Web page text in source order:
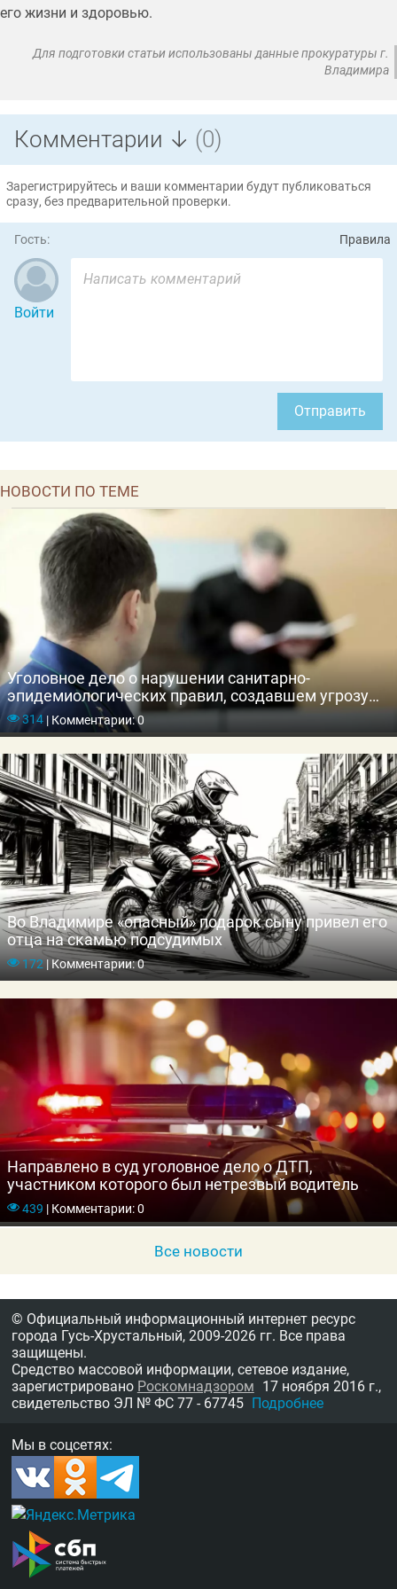
его жизни и здоровью.
Для подготовки статьи использованы данные прокуратуры г.
Владимира
Комментарии ↓ (0)
Зарегистрируйтесь и ваши комментарии будут публиковаться
сразу, без предварительной проверки.
Гость: Правила
Войти
Отправить
НОВОСТИ ПО ТЕМЕ
Уголовное дело о нарушении санитарно-
эпидемиологических правил, создавшем угрозу
массового заболевания, отравления людей
314 |Комментарии: 0
Во Владимире «опасный» подарок сыну привел его
отца на скамью подсудимых
172 |Комментарии: 0
Направлено в суд уголовное дело о ДТП,
участником которого был нетрезвый водитель
439 |Комментарии: 0
Все новости
© Официальный информационный интернет ресурс
города Гусь-Хрустальный, 2009-2026 гг. Все права
защищены.
Средство массовой информации, сетевое издание,
зарегистрировано Роскомнадзором 17 ноября 2016 г.,
свидетельство ЭЛ № ФС 77 - 67745 Подробнее
Мы в соцсетях: